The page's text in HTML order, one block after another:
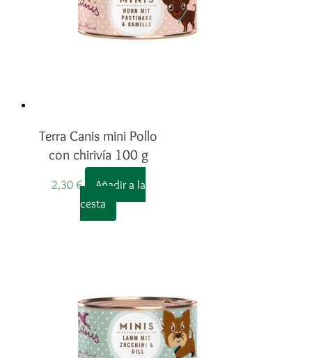
Terra Canis mini Pollo
con chirivía 100 g
2,30 €
Añadir a la
cesta